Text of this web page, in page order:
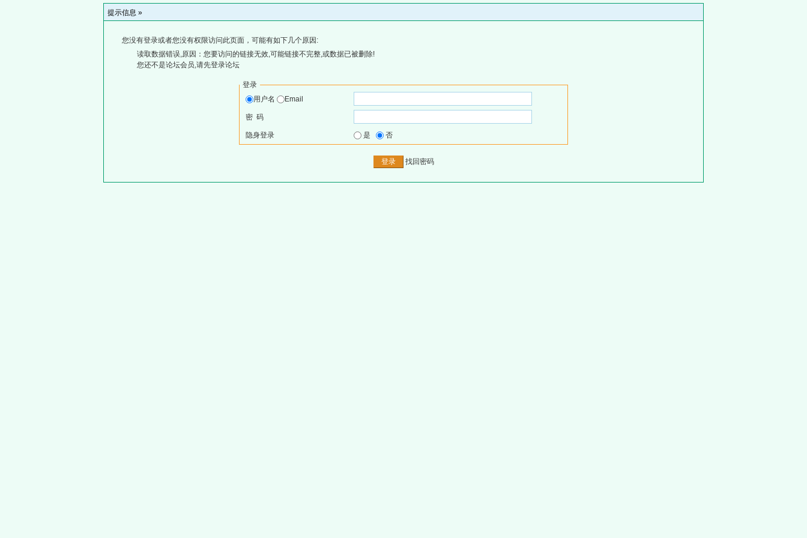
提示信息 »
您没有登录或者您没有权限访问此页面，可能有如下几个原因:
读取数据错误,原因：您要访问的链接无效,可能链接不完整,或数据已被删除!
您还不是论坛会员,请先登录论坛
登录
用户名
Email
密 码
隐身登录 是 否
找回密码